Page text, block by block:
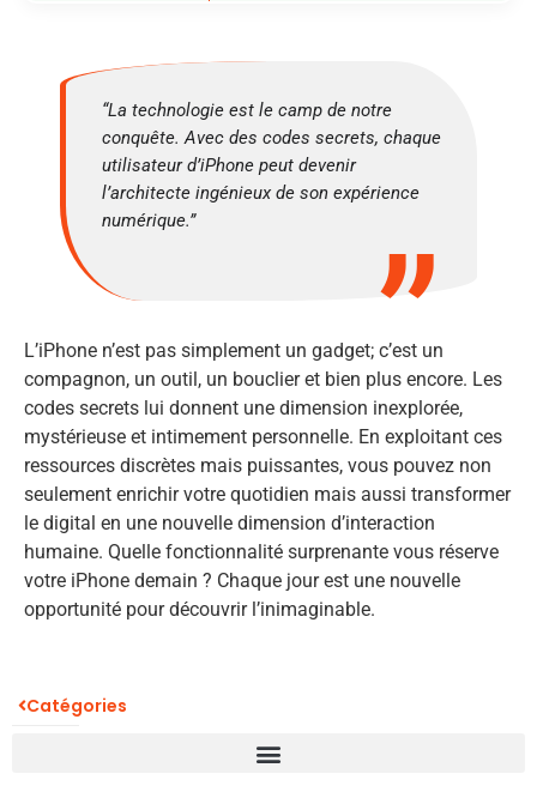
“La technologie est le camp de notre
conquête. Avec des codes secrets, chaque
utilisateur d’iPhone peut devenir
l’architecte ingénieux de son expérience
numérique.”
L’iPhone n’est pas simplement un gadget; c’est un
compagnon, un outil, un bouclier et bien plus encore. Les
codes secrets lui donnent une dimension inexplorée,
mystérieuse et intimement personnelle. En exploitant ces
ressources discrètes mais puissantes, vous pouvez non
seulement enrichir votre quotidien mais aussi transformer
le digital en une nouvelle dimension d’interaction
humaine. Quelle fonctionnalité surprenante vous réserve
votre iPhone demain ? Chaque jour est une nouvelle
opportunité pour découvrir l’inimaginable.
Catégories